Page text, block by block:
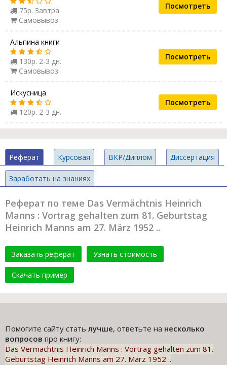
75р. Завтра
Самовывоз
Посмотреть
Альпина книги
130р. 2-3 дн.
Самовывоз
Посмотреть
Искусница
120р. 2-3 дн.
Посмотреть
Реферат Курсовая ВКР/Диплом Диссертация
Заработать на знаниях
Реферат по теме Das Vermächtnis Heinrich
Manns : Vortrag gehalten zum 81. Geburtstag
Heinrich Manns am 27. März 1952 ..
Заказать реферат Узнать стоимость
Скачать пример
Помогите сайту статьлучше, ответьте на несколько
вопросов про книгу:
Das Vermächtnis Heinrich Manns : Vortrag gehalten zum 81.
Geburtstag Heinrich Manns am 27. März 1952 ..